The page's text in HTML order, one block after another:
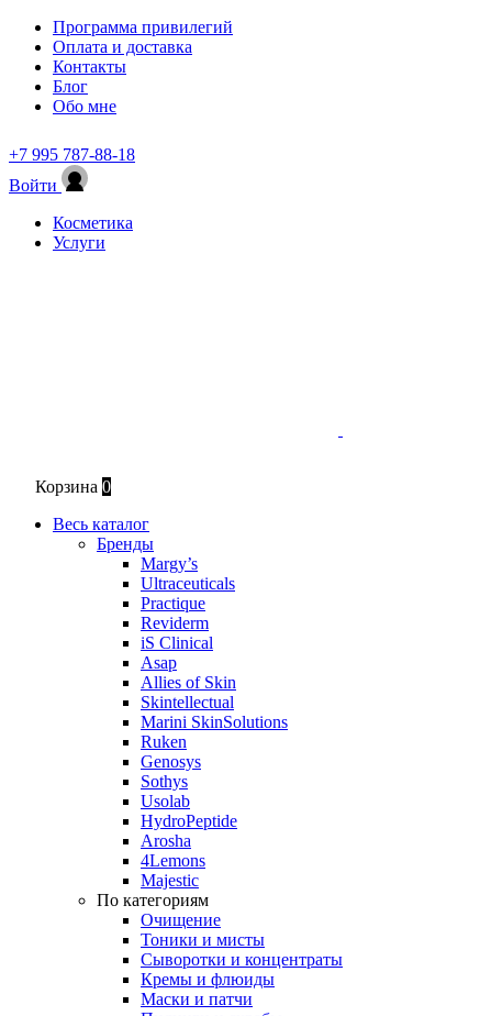
Программа привилегий
Оплата и доставка
Контакты
Блог
Обо мне
+7 995 787-88-18
Войти
Косметика
Услуги
Корзина 0
Весь каталог
Бренды
Margy’s
Ultraceuticals
Practique
Reviderm
iS Clinical
Asap
Allies of Skin
Skintellectual
Marini SkinSolutions
Ruken
Genosys
Sothys
Usolab
HydroPeptide
Arosha
4Lemons
Majestic
По категориям
Очищение
Тоники и мисты
Сыворотки и концентраты
Кремы и флюиды
Маски и патчи